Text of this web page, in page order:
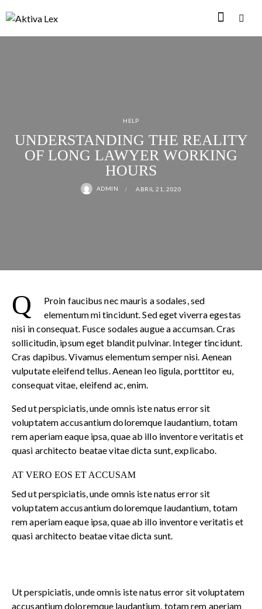
HELP
UNDERSTANDING THE REALITY
OF LONG LAWYER WORKING
HOURS
ADMIN ABRIL 21, 2020
Q
Proin faucibus nec mauris a sodales, sed
elementum mi tincidunt. Sed eget viverra egestas
nisi in consequat. Fusce sodales augue a accumsan. Cras
sollicitudin, ipsum eget blandit pulvinar. Integer tincidunt.
Cras dapibus. Vivamus elementum semper nisi. Aenean
vulputate eleifend tellus. Aenean leo ligula, porttitor eu,
consequat vitae, eleifend ac, enim.
Sed ut perspiciatis, unde omnis iste natus error sit
voluptatem accusantium doloremque laudantium, totam
rem aperiam eaque ipsa, quae ab illo inventore veritatis et
quasi architecto beatae vitae dicta sunt, explicabo.
AT VERO EOS ET ACCUSAM
Sed ut perspiciatis, unde omnis iste natus error sit
voluptatem accusantium doloremque laudantium, totam
rem aperiam eaque ipsa, quae ab illo inventore veritatis et
quasi architecto beatae vitae dicta sunt.
Ut perspiciatis, unde omnis iste natus error sit voluptatem
accusantium doloremque laudantium, totam rem aperiam